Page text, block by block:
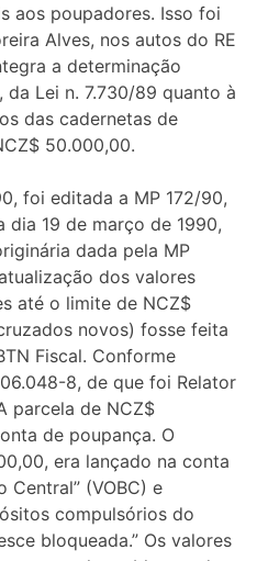
aos poupadores. Isso foi
Alves, nos autos do RE
a determinação
da Lei n. 7.730/89 quanto à
das cadernetas de
50.000,00.
foi editada a MP 172/90,
dia 19 de março de 1990,
dada pela MP
dos valores
até o limite de NCZ$
novos) fosse feita
Fiscal. Conforme
8, de que foi Relator
parcela de NCZ$
de poupança. O
era lançado na conta
Central” (VOBC) e
compulsórios do
bloqueada.” Os valores